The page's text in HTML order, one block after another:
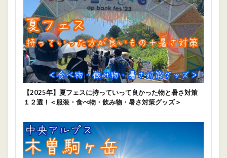
【2025年】夏フェスに持っていって良かった物と暑さ対策
１２選！＜服装・食べ物・飲み物・暑さ対策グッズ＞